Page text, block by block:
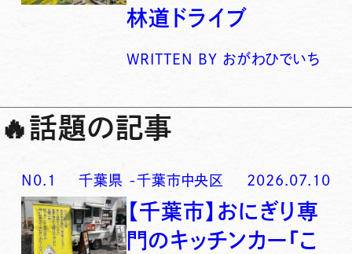
林道ドライブ
WRITTEN BY おがわひでいち
🔥話題の記事
N0. 1 千葉県 -千葉市中央区 2026.07.10
【千葉市】おにぎり専
門のキッチンカー「こ